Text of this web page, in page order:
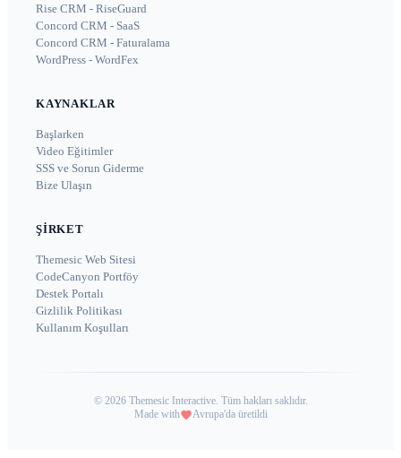
Rise CRM - RiseGuard
Concord CRM - SaaS
Concord CRM - Faturalama
WordPress - WordFex
KAYNAKLAR
Başlarken
Video Eğitimler
SSS ve Sorun Giderme
Bize Ulaşın
ŞIRKET
Themesic Web Sitesi
CodeCanyon Portföy
Destek Portalı
Gizlilik Politikası
Kullanım Koşulları
© 2026 Themesic Interactive. Tüm hakları saklıdır.
Made with
Avrupa'da üretildi